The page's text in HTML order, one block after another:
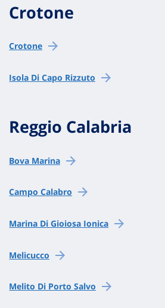
Crotone
Crotone
Isola Di Capo Rizzuto
Reggio Calabria
Bova Marina
Campo Calabro
Marina Di Gioiosa Ionica
Melicucco
Melito Di Porto Salvo